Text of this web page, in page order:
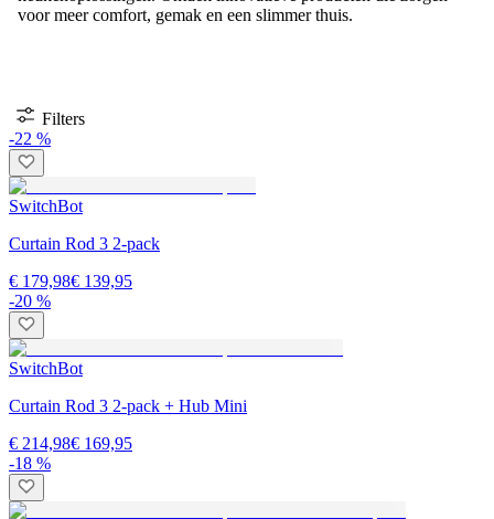
voor meer comfort, gemak en een slimmer thuis.
Filters
-22 %
SwitchBot
Curtain Rod 3 2-pack
€ 179,98€ 139,95
-20 %
SwitchBot
Curtain Rod 3 2-pack + Hub Mini
€ 214,98€ 169,95
-18 %